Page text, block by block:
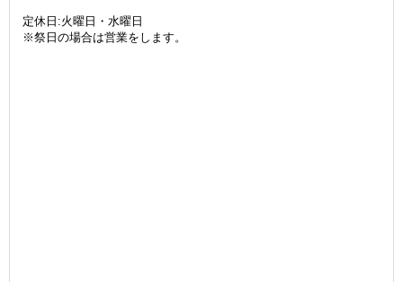
定休日:火曜日・水曜日
※祭日の場合は営業をします。